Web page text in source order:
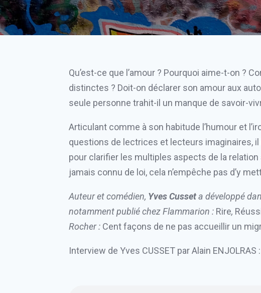
Qu’est-ce que l’amour ? Pourquoi aime-t-on ?
distinctes ? Doit-on déclarer son amour aux
seule personne trahit-il un manque de savoir-
Articulant comme à son habitude l’humour et
questions de lectrices et lecteurs imaginaires,
pour clarifier les multiples aspects de la relation
jamais connu de loi, cela n’empêche pas d’y
Auteur et comédien, Yves Cusseta développé
notamment publié chez Flammarion : Rire,
Rocher : Cent façons de ne pas accueillir un
Interview de Yves CUSSET par Alain ENJOLRAS :